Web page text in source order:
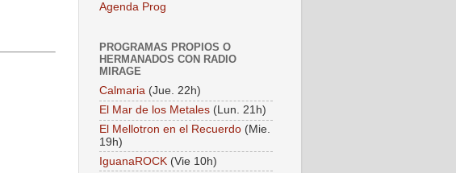
Agenda Prog
PROGRAMAS PROPIOS O
HERMANADOS CON RADIO
MIRAGE
Calmaria (Jue. 22h)
El Mar de los Metales (Lun. 21h)
El Mellotron en el Recuerdo (Mie.
19h)
IguanaROCK (Vie 10h)